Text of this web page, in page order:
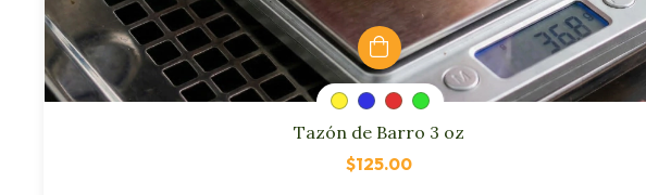
Tazón de Barro 3 oz
$125.00